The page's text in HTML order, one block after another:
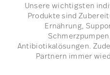
Unsere wichtigsten
Produkte sind
Ernährung,
Antibiotikalösungen.
Partnern immer